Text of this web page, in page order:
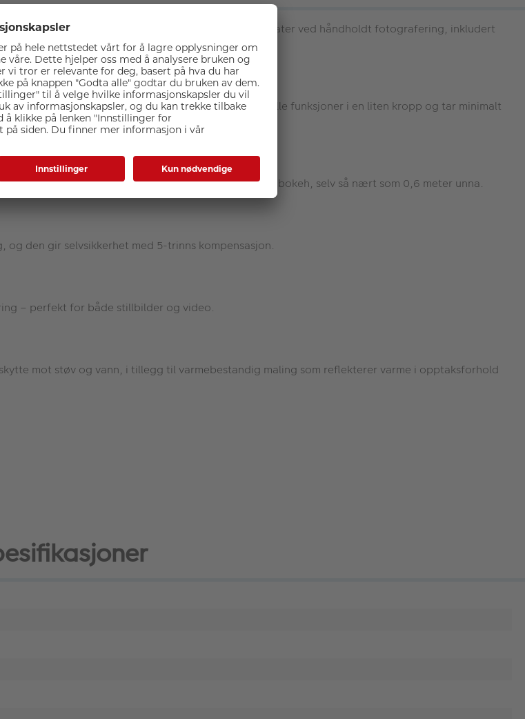
en 5-trinns bildestabilisator som sikrer flotte resultater ved håndholdt fotografering, inkludert
og lette vekten. Objektivet har profesjonelle funksjoner i en liten kropp og tar minimalt
og en konstant F4-blenderåpning gir suveren bokeh, selv så nært som 0,6 meter unna.
den gir selvsikkerhet med 5-trinns kompensasjon.
– perfekt for både stillbilder og video.
mot støv og vann, i tillegg til varmebestandig maling som reflekterer varme i opptaksforhold